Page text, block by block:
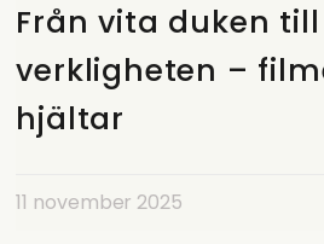
Från vita duken till
verkligheten –
hjältar
11 november 2025